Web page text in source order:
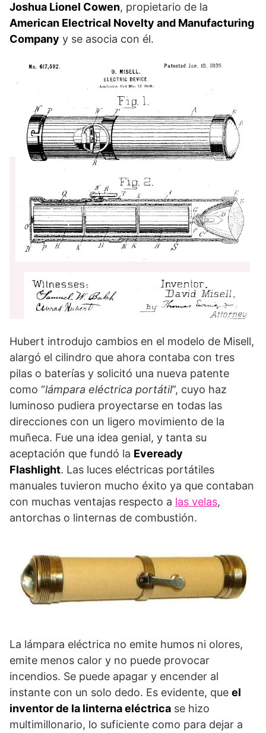
Joshua Lionel Cowen, propietario de la
American Electrical Novelty and Manufacturing
Company y se asocia con él.
Hubert introdujo cambios en el modelo de Misell,
alargó el cilindro que ahora contaba con tres
pilas o baterías y solicitó una nueva patente
como “lámpara eléctrica portátil”, cuyo haz
luminoso pudiera proyectarse en todas las
direcciones con un ligero movimiento de la
muñeca. Fue una idea genial, y tanta su
aceptación que fundó la Eveready
Flashlight. Las luces eléctricas portátiles
manuales tuvieron mucho éxito ya que contaban
con muchas ventajas respecto a las velas,
antorchas o linternas de combustión.
La lámpara eléctrica no emite humos ni olores,
emite menos calor y no puede provocar
incendios. Se puede apagar y encender al
instante con un solo dedo. Es evidente, que el
inventor de la linterna eléctrica se hizo
multimillonario, lo suficiente como para dejar a